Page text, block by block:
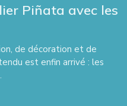
Piñata avec les
de décoration et de
est enfin arrivé : les